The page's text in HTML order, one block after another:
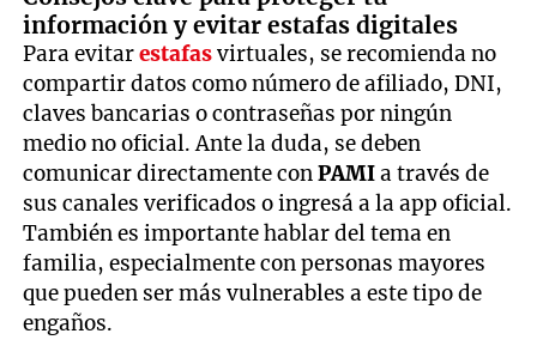
información y evitar estafas digitales
Para evitarestafasvirtuales, se recomienda no
compartir datos como número de afiliado, DNI,
claves bancarias o contraseñas por ningún
medio no oficial. Ante la duda, se deben
comunicar directamente conPAMIa través de
sus canales verificados o ingresá a la app oficial.
También es importante hablar del tema en
familia, especialmente con personas mayores
que pueden ser más vulnerables a este tipo de
engaños.